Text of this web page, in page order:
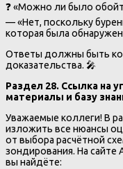
❓ «Можно ли было
— «Нет, поскольку
которая была
Ответы должны быть
доказательства. 🎤
Раздел 28. Ссылка на
материалы и базу
Уважаемые коллеги! В
изложить все нюансы
от выбора расчётной
зондирования. На сайте
вы найдёте: